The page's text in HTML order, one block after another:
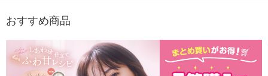
おすすめ商品